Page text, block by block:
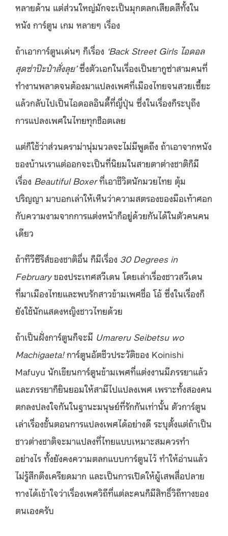
หลายด้าน แต่ส่วนใหญ่มักจะเป็นมุกตลกเสียดสีทั้งใน
หนัง การ์ตูน เกม หลายๆ เรื่อง
ถ้าเอาการ์ตูนเด่นๆ ก็เรื่อง ‘Back Street Girls ไอดอล
สุดซ่าป๊ะป๋าสั่งลุย’ซึ่งตัวเอกในเรื่องเป็นยากูซ่าสามคนที่
ทำงานพลาดจนต้องมาแปลงเพศที่เมืองไทยจนสวยเซี้ยะ
แล้วกลับไปเป็นไอดอลอินดี้ที่ญี่ปุ่น ซึ่งในเรื่องก็ระบุถึง
การแปลงเพศในไทยทุกช็อตเลย
แต่ก็ใช้ว่าส่วนดราม่านุ่มนวลจะไม่มีพูดถึง ถ้าเอาจากหนัง
ของบ้านเราแต่ออกจะเป็นที่นิยมในสายตาต่างชาติก็มี
เรื่อง Beautiful Boxerที่เอาชีวิตนักมวยไทย ตุ้ม
ปริญญา มาบอกเล่าให้เห็นว่าความสตรองของมือเท้าศอก
กับความงามจากการแต่งหน้าก็อยู่ด้วยกันได้ในตัวคนคน
เดียว
ถ้าทีวีซีรีส์ของชาติอื่น ก็มีเรื่อง 30 Degrees in
Februaryของประเทศสวีเดน โดยเล่าเรื่องชาวสวีเดน
ที่มาเมืองไทยและพบรักสาวข้ามเพศชื่อ โอ้ ซึ่งในเรื่องก็
ยังใช้นักแสดงหญิงชาวไทยด้วย
ถ้าเป็นฝั่งการ์ตูนก็จะมี Umareru Seibetsu wo
Machigaeta!การ์ตูนอัตชีวประวัติของ Koinishi
Mafuyu นักเขียนการ์ตูนข้ามเพศที่แต่งงานมีภรรยาแล้ว
และภรรยาก็ยินยอมให้สามีไปแปลงเพศ เพราะทั้งสองคน
ตกลงปลงใจกันในฐานะมนุษย์ที่รักกันเท่านั้น ตัวการ์ตูน
เล่าเรื่องขั้นตอนการแปลงเพศได้อย่างดี ระบุตั้งแต่ถ้าเป็น
ชาวต่างชาติจะมาแปลงที่ไทยแบบเหมาะสมควรทำ
อย่างไร ทั้งยังคงความตลกแบบการ์ตูนไว้ ทำให้อ่านแล้ว
ไม่รู้สึกตึงเครียดมาก และเป็นการเปิดให้ผู้เสพสื่อปลาย
ทางได้เข้าใจว่าเรื่องเพศวิถีที่แต่ละคนก็มีสิทธิ์วิถีทางของ
ตนเองครับ